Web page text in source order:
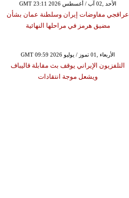
GMT 23:11 2026 الأحد ,02 آب / أغسطس
عراقجي مفاوضات إيران وسلطنة عمان بشأن
مضيق هرمز في مراحلها النهائية
GMT 09:59 2026 الأربعاء ,01 تموز / يوليو
التلفزيون الإيراني يوقف بث مقابلة قاليباف
ويشعل موجة انتقادات